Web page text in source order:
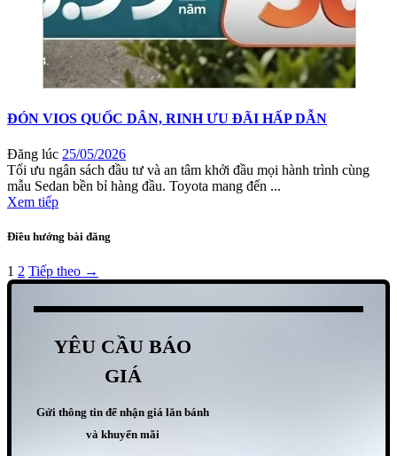
ĐÓN VIOS QUỐC DÂN, RINH ƯU ĐÃI HẤP DẪN
Đăng lúc 25/05/2026
Tối ưu ngân sách đầu tư và an tâm khởi đầu mọi hành trình cùng
mẫu Sedan bền bỉ hàng đầu. Toyota mang đến ...
Xem tiếp
Điều hướng bài đăng
1 2 Tiếp theo →
YÊU CẦU BÁO
GIÁ
Gửi thông tin để nhận giá lăn bánh
và khuyến mãi